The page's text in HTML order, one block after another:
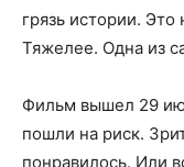
грязь истории.
Тяжелее. Одна из
Фильм вышел 29
пошли на риск.
понравилось. Или